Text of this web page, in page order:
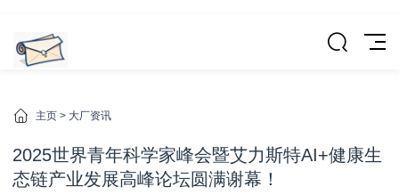
主页 > 大厂资讯
2025世界青年科学家峰会暨艾力斯特AI+健康生
态链产业发展高峰论坛圆满谢幕！